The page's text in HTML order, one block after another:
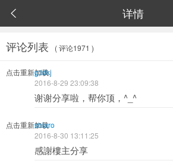
 详情
评论列表 ( 评论1971 )
点击重新加载
g;ldkj
2016-8-29 23:09:38
谢谢分享啦，帮你顶，^_^
点击重新加载
shiaro
2016-8-30 13:11:25
感謝樓主分享